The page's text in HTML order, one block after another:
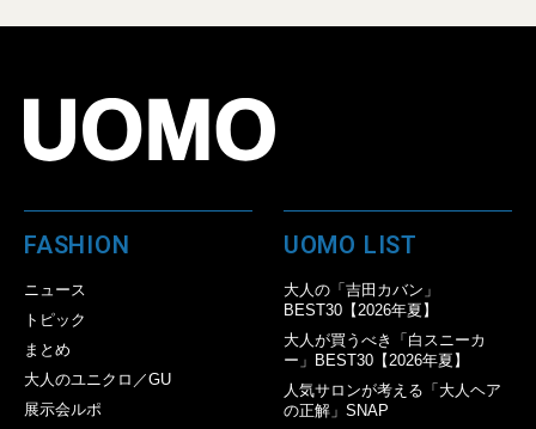
FASHION
ニュース
トピック
まとめ
大人のユニクロ／GU
展示会ルポ
UOMO LIST
大人の「吉田カバン」
BEST30【2026年夏】
大人が買うべき「白スニーカ
ー」BEST30【2026年夏】
人気サロンが考える「大人ヘア
の正解」SNAP